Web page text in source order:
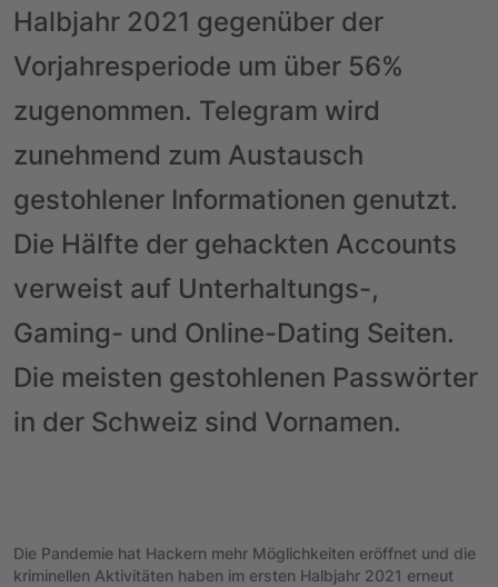
Halbjahr 2021 gegenüber der
Vorjahresperiode um über 56%
zugenommen. Telegram wird
zunehmend zum Austausch
gestohlener Informationen genutzt.
Die Hälfte der gehackten Accounts
verweist auf Unterhaltungs-,
Gaming- und Online-Dating Seiten.
Die meisten gestohlenen Passwörter
in der Schweiz sind Vornamen.
Die Pandemie hat Hackern mehr Möglichkeiten eröffnet und die
kriminellen Aktivitäten haben im ersten Halbjahr 2021 erneut